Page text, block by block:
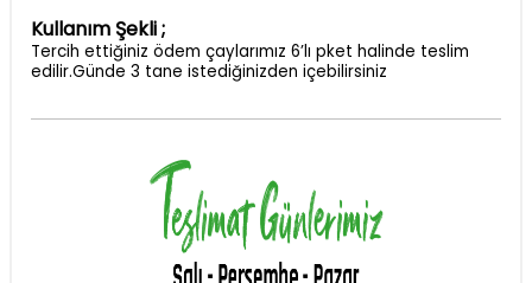
Kullanım Şekli ;
Tercih ettiğiniz ödem çaylarımız 6’lı pket halinde teslim
edilir.Günde 3 tane istediğinizden içebilirsiniz